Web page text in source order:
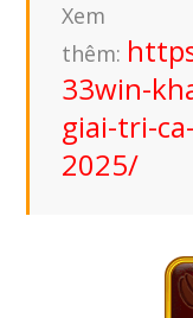
Xem
thêm:
33win-
giai-tri-
2025/